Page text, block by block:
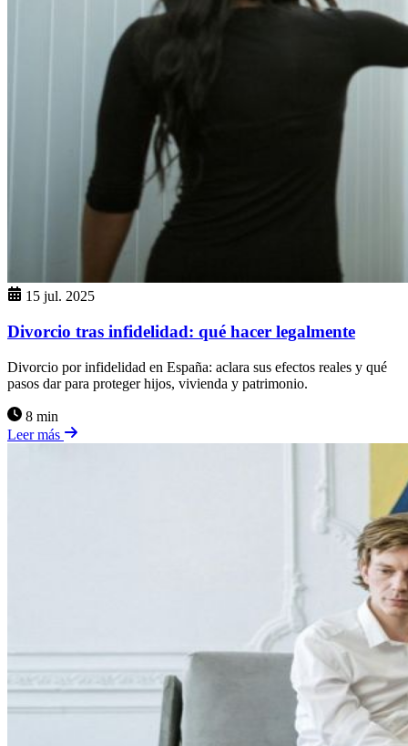
15 jul. 2025
Divorcio tras infidelidad: qué hacer legalmente
Divorcio por infidelidad en España: aclara sus efectos reales y qué
pasos dar para proteger hijos, vivienda y patrimonio.
8 min
Leer más